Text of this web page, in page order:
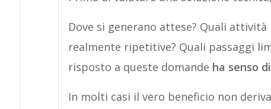
Dove si generano attese? Quali
realmente ripetitive? Quali passaggi
risposto a queste domande ha senso
In molti casi il vero beneficio non